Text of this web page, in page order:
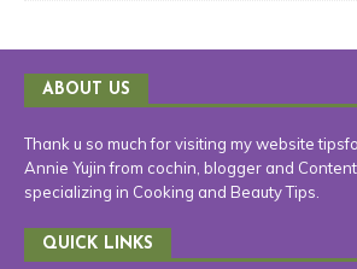
ABOUT US
Thank u so much for visiting my website
Annie Yujin from cochin, blogger and
specializing in Cooking and Beauty Tips.
QUICK LINKS